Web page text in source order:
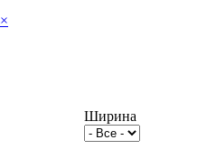
×
Ширина